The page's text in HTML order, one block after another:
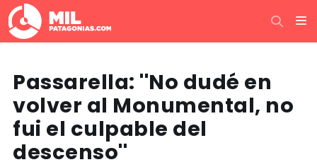
Passarella: ''No dudé en
volver al Monumental, no
fui el culpable del
descenso''